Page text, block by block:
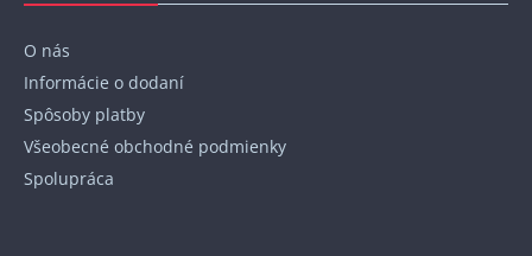
O nás
Informácie o dodaní
Spôsoby platby
Všeobecné obchodné podmienky
Spolupráca